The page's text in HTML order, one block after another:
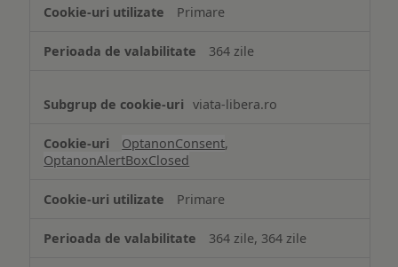
necesare
Primare
364 zile
viata-libera.ro
OptanonConsent,
OptanonAlertBoxClosed
Primare
364 zile, 364 zile